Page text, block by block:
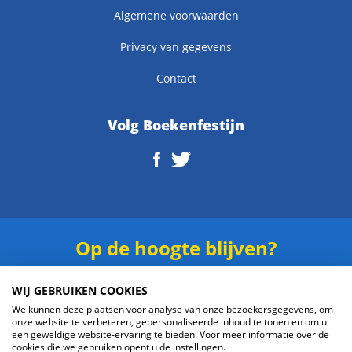
Algemene voorwaarden
Privacy van gegevens
Contact
Volg Boekenfestijn
Op de hoogte blijven?
WIJ GEBRUIKEN COOKIES
We kunnen deze plaatsen voor analyse van onze bezoekersgegevens, om
onze website te verbeteren, gepersonaliseerde inhoud te tonen en om u
een geweldige website-ervaring te bieden. Voor meer informatie over de
cookies die we gebruiken opent u de instellingen.